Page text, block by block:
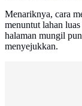
Menariknya, cara
menuntut lahan
halaman mungil
menyejukkan.